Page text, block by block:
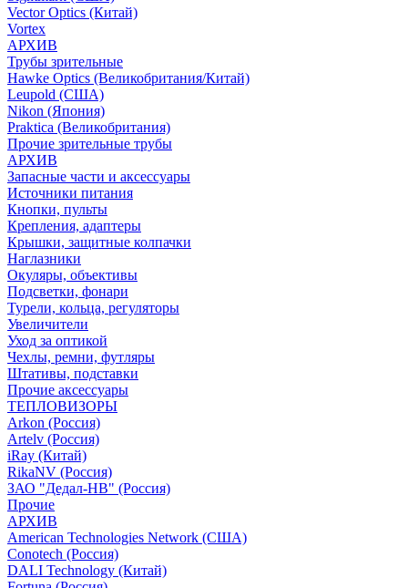
Vector Optics (Китай)
Vortex
АРХИВ
Трубы зрительные
Hawke Optics (Великобритания/Китай)
Leupold (США)
Nikon (Япония)
Praktica (Великобритания)
Прочие зрительные трубы
АРХИВ
Запасные части и аксессуары
Источники питания
Кнопки, пульты
Крепления, адаптеры
Крышки, защитные колпачки
Наглазники
Окуляры, объективы
Подсветки, фонари
Турели, кольца, регуляторы
Увеличители
Уход за оптикой
Чехлы, ремни, футляры
Штативы, подставки
Прочие аксессуары
ТЕПЛОВИЗОРЫ
Arkon (Россия)
Artelv (Россия)
iRay (Китай)
RikaNV (Россия)
ЗАО "Дедал-НВ" (Россия)
Прочие
АРХИВ
American Technologies Network (США)
Conotech (Россия)
DALI Technology (Китай)